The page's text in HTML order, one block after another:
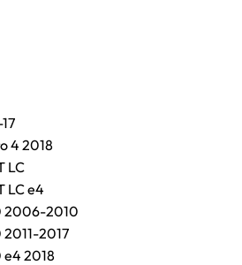
4 2018
LC
LC e4
2006-2010
2017
e4 2018